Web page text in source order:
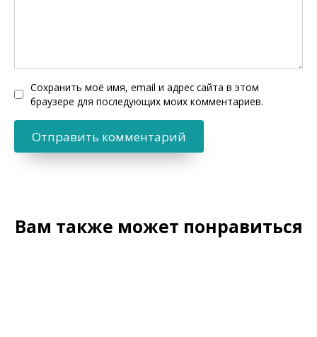
Сохранить моё имя, email и адрес сайта в этом
браузере для последующих моих комментариев.
Вам также может понравиться